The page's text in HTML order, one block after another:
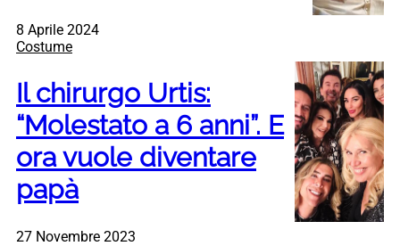
8 Aprile 2024
Costume
Il chirurgo Urtis:
“Molestato a 6 anni”. E
ora vuole diventare
papà
27 Novembre 2023